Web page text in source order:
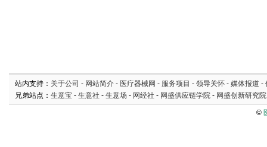
站内支持： 关于公司 - 网站简介 - 医疗器械网 - 服务项目 - 领导关怀 - 媒体报道 -
兄弟站点： 生意宝 - 生意社 - 生意场 - 网经社 - 网盛供应链学院 - 网盛创新研究院
©